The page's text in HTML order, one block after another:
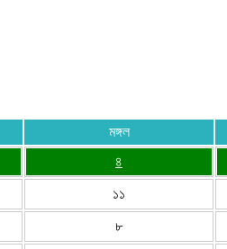
মঙ্গল
৪
১১
৮